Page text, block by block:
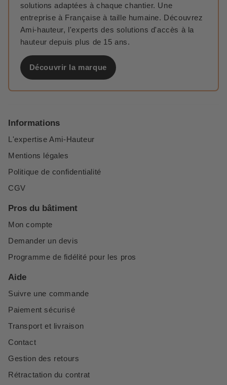
solutions adaptées à chaque chantier. Une
entreprise à Française à taille humaine. Découvrez
Ami-hauteur, l'experts des solutions d'accès à la
hauteur depuis plus de 15 ans.
Découvrir la marque
Informations
L'expertise Ami-Hauteur
Mentions légales
Politique de confidentialité
CGV
Pros du bâtiment
Mon compte
Demander un devis
Programme de fidélité pour les pros
Aide
Suivre une commande
Paiement sécurisé
Transport et livraison
Contact
Gestion des retours
Rétractation du contrat